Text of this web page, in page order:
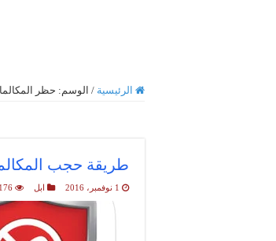
الرئيسية / الوسم: حظر
طريقة حجب
1 نوفمبر، 2016 ابل